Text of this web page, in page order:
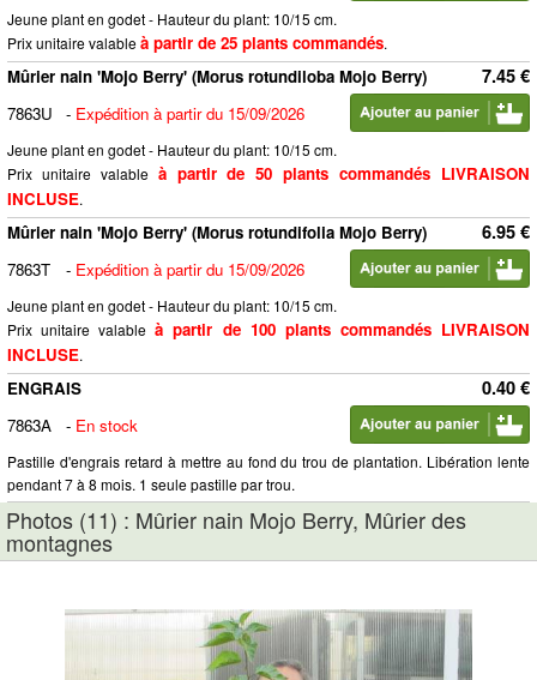
Jeune plant en godet - Hauteur du plant: 10/15 cm.
Prix unitaire valableà partir de 25 plants commandés.
7.45 €
Mûrier nain 'Mojo Berry' (Morus rotundiloba Mojo Berry)
7863U
- Expédition à partir du 15/09/2026
Jeune plant en godet - Hauteur du plant: 10/15 cm.
Prix unitaire valable à partir de 50 plants commandés LIVRAISON
INCLUSE.
6.95 €
Mûrier nain 'Mojo Berry' (Morus rotundifolia Mojo Berry)
7863T
- Expédition à partir du 15/09/2026
Jeune plant en godet - Hauteur du plant: 10/15 cm.
Prix unitaire valableà partir de 100 plants commandés LIVRAISON
INCLUSE.
0.40 €
ENGRAIS
7863A
- En stock
Pastille d'engrais retard à mettre au fond du trou de plantation. Libération lente
pendant 7 à 8 mois. 1 seule pastille par trou.
Photos (11) : Mûrier nain Mojo Berry, Mûrier des
montagnes